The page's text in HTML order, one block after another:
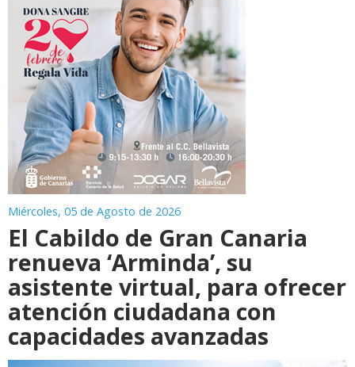
Miércoles, 05 de Agosto de 2026
El Cabildo de Gran Canaria
renueva ‘Arminda’, su
asistente virtual, para ofrecer
atención ciudadana con
capacidades avanzadas